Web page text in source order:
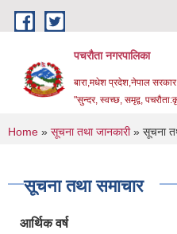
Skip to main content
पचरौता नगरपालिका
बारा,मधेश प्रदेश,नेपाल सरकार
"सुन्दर, स्वच्छ, समृद्व,
You are here
Home » सूचना तथा जानकारी» सूचना
सूचना तथा समाचार
आर्थिक वर्ष